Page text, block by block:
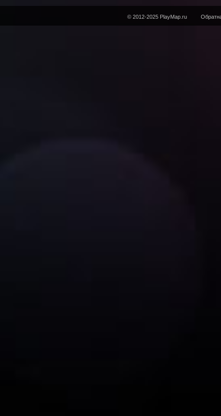
© 2012-2025 PlayMap.ru